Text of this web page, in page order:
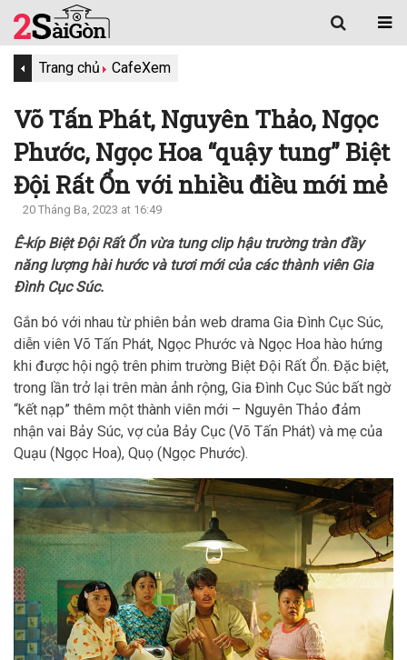
Trang chủ CafeXem
Võ Tấn Phát, Nguyên Thảo, Ngọc
Phước, Ngọc Hoa “quậy tung” Biệt
Đội Rất Ổn với nhiều điều mới mẻ
20 Tháng Ba, 2023 at 16:49
Ê-kíp Biệt Đội Rất Ổn vừa tung clip hậu trường tràn đầy
năng lượng hài hước và tươi mới của các thành viên Gia
Đình Cục Súc.
Gắn bó với nhau từ phiên bản web drama Gia Đình Cục Súc,
diễn viên Võ Tấn Phát, Ngọc Phước và Ngọc Hoa hào hứng
khi được hội ngộ trên phim trường Biệt Đội Rất Ổn. Đặc biệt,
trong lần trở lại trên màn ảnh rộng, Gia Đình Cục Súc bất ngờ
“kết nạp” thêm một thành viên mới – Nguyên Thảo đảm
nhận vai Bảy Súc, vợ của Bảy Cục (Võ Tấn Phát) và mẹ của
Quạu (Ngọc Hoa), Quọ (Ngọc Phước).